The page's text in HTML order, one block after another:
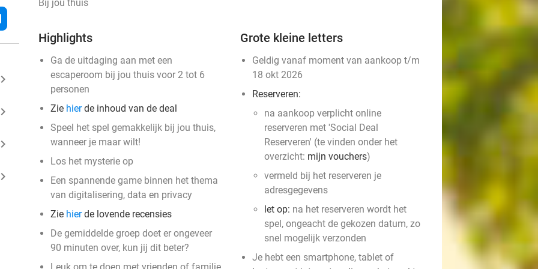
keyboard_arrow_right
keyboard_arrow_right
keyboard_arrow_right
keyboard_arrow_right
Bij jou thuis
Highlights
Ga de uitdaging aan met een
escaperoom bij jou thuis voor 2 tot 6
personen
Zie hierde inhoud van de deal
Speel het spel gemakkelijk bij jou thuis,
wanneer je maar wilt!
Los het mysterie op
Een spannende game binnen het thema
van digitalisering, data en privacy
Zie hierde lovende recensies
De gemiddelde groep doet er ongeveer
90 minuten over, kun jij dit beter?
Grote kleine letters
Geldig vanaf moment van aankoop t/m
18 okt 2026
Reserveren:
na aankoop verplicht online
reserveren met 'Social Deal
Reserveren' (te vinden onder het
overzicht: mijn vouchers)
vermeld bij het reserveren je
adresgegevens
let op: na het reserveren wordt het
spel, ongeacht de gekozen datum, zo
snel mogelijk verzonden
Je hebt een smartphone, tablet of